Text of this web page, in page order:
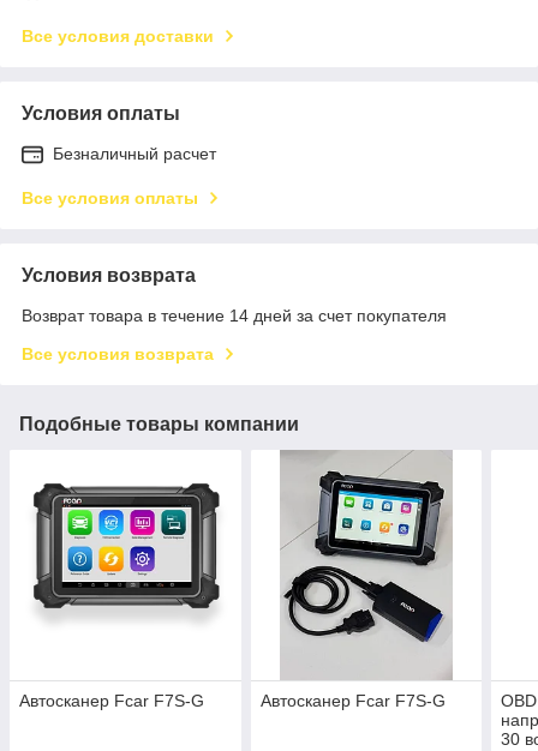
Все условия доставки
Условия оплаты
Безналичный расчет
Все условия оплаты
Условия возврата
Возврат товара в течение 14 дней за счет покупателя
Все условия возврата
Подобные товары компании
Автосканер Fcar F7S-G Автосканер Fcar F7S-G
30